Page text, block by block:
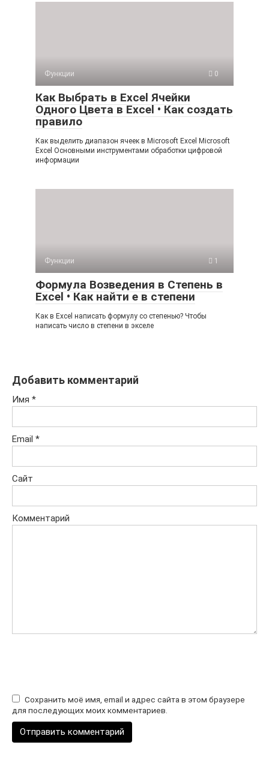
Функции 0
Как Выбрать в Excel Ячейки
Одного Цвета в Excel • Как создать
правило
Как выделить диапазон ячеек в Microsoft Excel Microsoft
Excel Основными инструментами обработки цифровой
информации
Функции 1
Формула Возведения в Степень в
Excel • Как найти е в степени
Как в Excel написать формулу со степенью? Чтобы
написать число в степени в экселе
Добавить комментарий
Имя *
Email *
Сайт
Комментарий
Сохранить моё имя, email и адрес сайта в этом браузере
для последующих моих комментариев.